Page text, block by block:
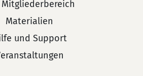
Mitgliederbereich
Materialien
und Support